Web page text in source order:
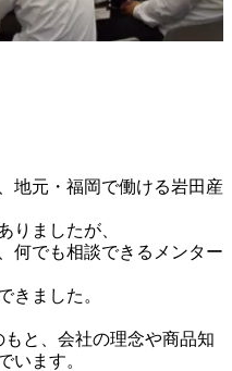
地元・福岡で働ける岩田産
りましたが、
何でも相談できるメンター
きました。
と、会社の理念や商品知
います。